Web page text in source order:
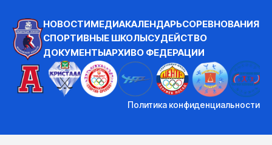
НОВОСТИМЕДИАКАЛЕНДАРЬСОРЕВНОВАНИЯ
СПОРТИВНЫЕ ШКОЛЫСУДЕЙСТВО
ДОКУМЕНТЫАРХИВО ФЕДЕРАЦИИ
Политика конфиденциальности